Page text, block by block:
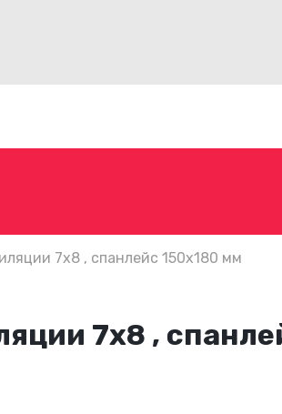
7х8 , спанлейс 150х180 мм
7х8 ,